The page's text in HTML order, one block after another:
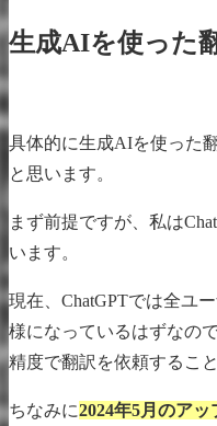
生成AIを使った
具体的に生成AIを使った
と思います。
まず前提ですが、私は
います。
現在、ChatGPTでは全ユ
様になっているはずなの
精度で翻訳を依頼するこ
ちなみに2024年5月のア